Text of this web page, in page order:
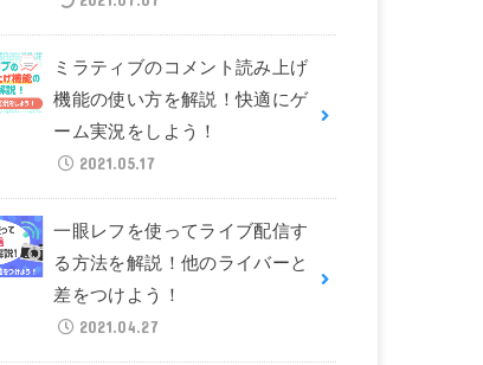
ミラティブのコメント読み上げ
機能の使い方を解説！快適にゲ
ーム実況をしよう！
2021.05.17
一眼レフを使ってライブ配信す
る方法を解説！他のライバーと
差をつけよう！
2021.04.27